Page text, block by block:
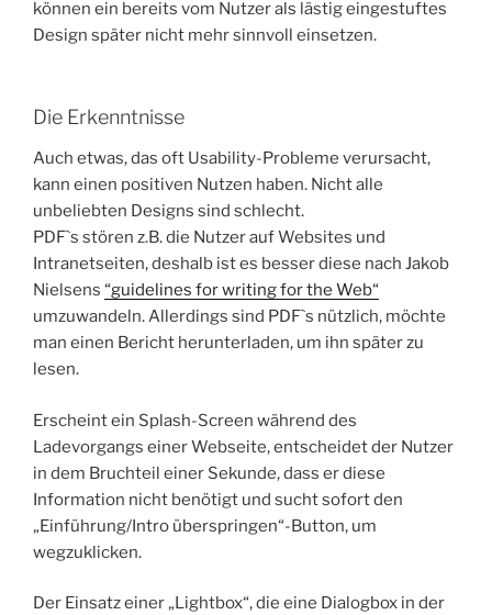
können ein bereits vom Nutzer als lästig eingestuftes
Design später nicht mehr sinnvoll einsetzen.
Die Erkenntnisse
Auch etwas, das oft Usability-Probleme verursacht,
kann einen positiven Nutzen haben. Nicht alle
unbeliebten Designs sind schlecht.
PDF`s stören z.B. die Nutzer auf Websites und
Intranetseiten, deshalb ist es besser diese nach Jakob
Nielsens “guidelines for writing for the Web“
umzuwandeln. Allerdings sind PDF`s nützlich, möchte
man einen Bericht herunterladen, um ihn später zu
lesen.
Erscheint ein Splash-Screen während des
Ladevorgangs einer Webseite, entscheidet der Nutzer
in dem Bruchteil einer Sekunde, dass er diese
Information nicht benötigt und sucht sofort den
„Einführung/Intro überspringen“-Button, um
wegzuklicken.
Der Einsatz einer „Lightbox“, die eine Dialogbox in der